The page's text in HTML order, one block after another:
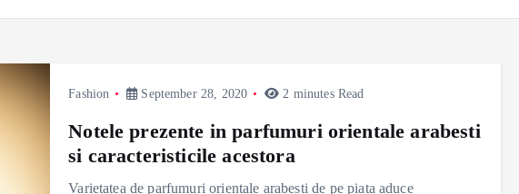
Fashion September 28, 2020 2 minutes Read
Notele prezente in parfumuri orientale arabesti
si caracteristicile acestora
Varietatea de parfumuri orientale arabesti de pe piata aduce